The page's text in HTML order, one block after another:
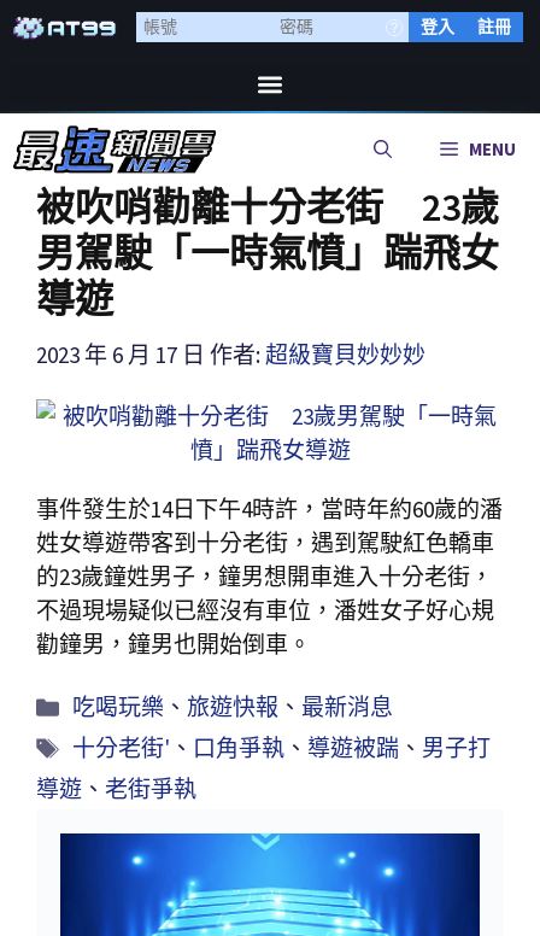
登入 註冊
MENU
被吹哨勸離十分老街 23歲
男駕駛「一時氣憤」踹飛女
導遊
2023 年 6 月 17 日 作者: 超級寶貝妙妙妙
事件發生於14日下午4時許，當時年約60歲的潘
姓女導遊帶客到十分老街，遇到駕駛紅色轎車
的23歲鐘姓男子，鐘男想開車進入十分老街，
不過現場疑似已經沒有車位，潘姓女子好心規
勸鐘男，鐘男也開始倒車。
吃喝玩樂 、 旅遊快報 、最新消息
十分老街' 、 口角爭執 、 導遊被踹 、 男子打
導遊 、 老街爭執